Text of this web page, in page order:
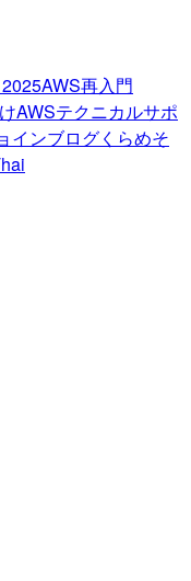
AWS再入門
AWSテクニカルサポ
インブログくらめそ